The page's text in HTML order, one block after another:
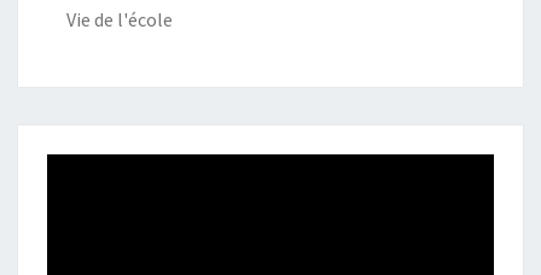
Vie de l'école